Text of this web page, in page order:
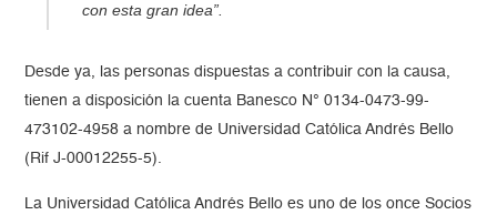
con esta gran idea”.
Desde ya, las personas dispuestas a contribuir con la causa,
tienen a disposición la cuenta Banesco N° 0134-0473-99-
473102-4958 a nombre de Universidad Católica Andrés Bello
(Rif J-00012255-5).
La Universidad Católica Andrés Bello es uno de los once Socios